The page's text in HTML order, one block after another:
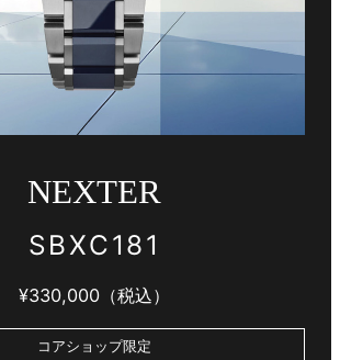
NEXTER
SBXC181
¥330,000（税込）
コアショップ限定